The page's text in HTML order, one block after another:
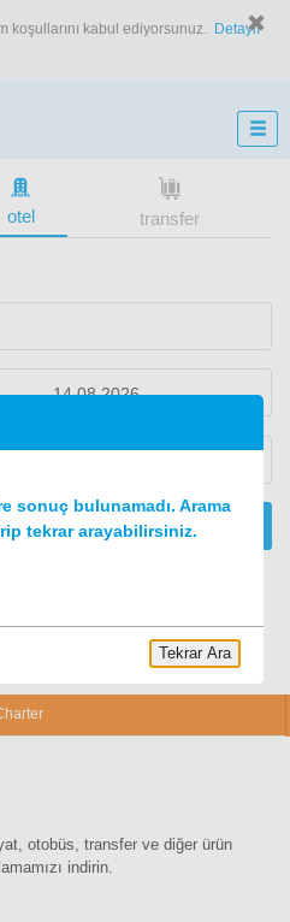
koşullarını kabul ediyorsunuz.
Detaylı
otel transfer
ARA
otobüs, transfer ve diğer ürün
indirin.
sonuç bulunamadı. Arama
tekrar arayabilirsiniz.
Tekrar Ara